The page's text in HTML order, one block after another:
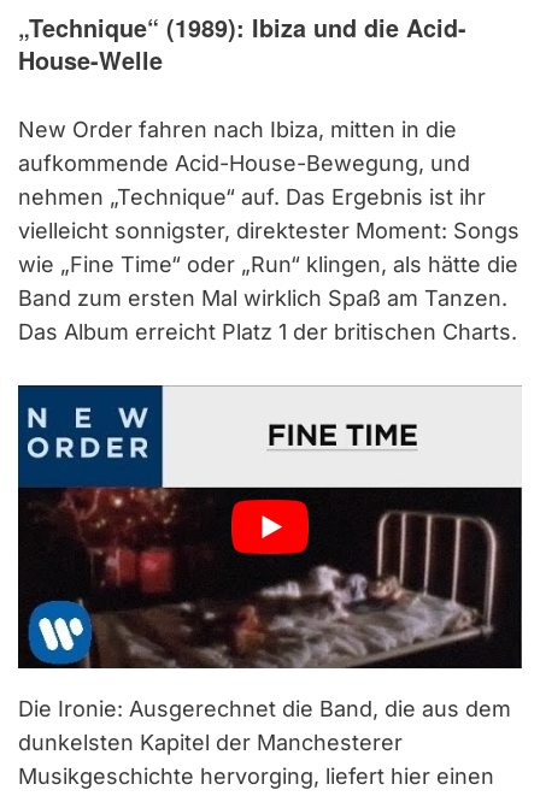
„Technique“ (1989): Ibiza und die Acid-
House-Welle
New Order fahren nach Ibiza, mitten in die
aufkommende Acid-House-Bewegung, und
nehmen „Technique“ auf. Das Ergebnis ist ihr
vielleicht sonnigster, direktester Moment: Songs
wie „Fine Time“ oder „Run“ klingen, als hätte die
Band zum ersten Mal wirklich Spaß am Tanzen.
Das Album erreicht Platz 1 der britischen Charts.
Die Ironie: Ausgerechnet die Band, die aus dem
dunkelsten Kapitel der Manchesterer
Musikgeschichte hervorging, liefert hier einen